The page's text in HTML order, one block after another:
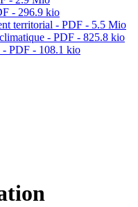
- 296.9 kio
territorial - PDF - 5.5 Mio
- PDF - 825.8 kio
- PDF - 108.1 kio